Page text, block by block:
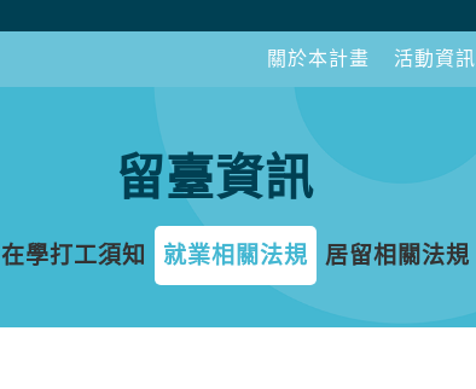
關於本計畫 活動資訊
留臺資訊
在學打工須知 就業相關法規 居留相關法規